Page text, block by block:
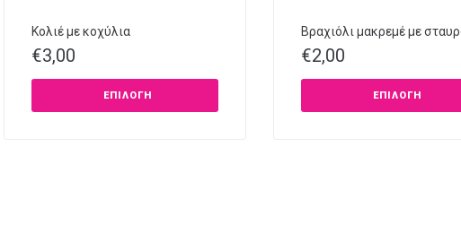
Κολιέ με κοχύλια
€3,00
ΕΠΙΛΟΓΉ
Βραχιόλι μακρεμέ με
€2,00
ΕΠΙΛΟΓΉ